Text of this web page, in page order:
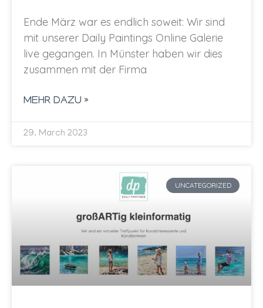
Ende März war es endlich soweit: Wir sind
mit unserer Daily Paintings Online Galerie
live gegangen. In Münster haben wir dies
zusammen mit der Firma
MEHR DAZU »
29. March 2023
UNCATEGORIZED